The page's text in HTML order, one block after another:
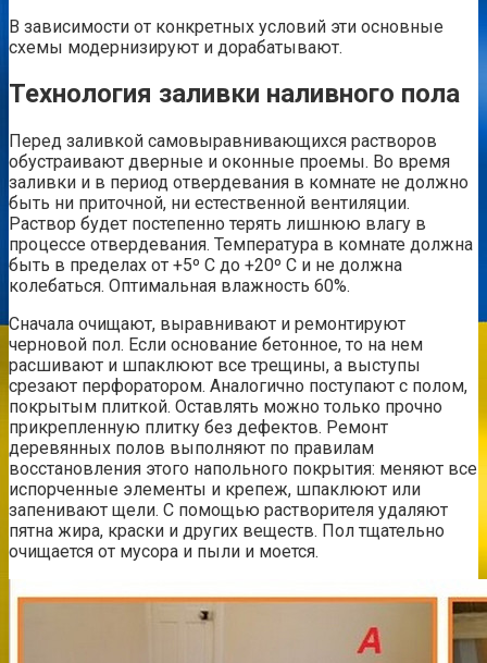
В зависимости от конкретных условий эти основные
схемы модернизируют и дорабатывают.
Технология заливки наливного пола
Перед заливкой самовыравнивающихся растворов
обустраивают дверные и оконные проемы. Во время
заливки и в период отвердевания в комнате не должно
быть ни приточной, ни естественной вентиляции.
Раствор будет постепенно терять лишнюю влагу в
процессе отвердевания. Температура в комнате должна
быть в пределах от +5º С до +20º С и не должна
колебаться. Оптимальная влажность 60%.
Сначала очищают, выравнивают и ремонтируют
черновой пол. Если основание бетонное, то на нем
расшивают и шпаклюют все трещины, а выступы
срезают перфоратором. Аналогично поступают с полом,
покрытым плиткой. Оставлять можно только прочно
прикрепленную плитку без дефектов. Ремонт
деревянных полов выполняют по правилам
восстановления этого напольного покрытия: меняют все
испорченные элементы и крепеж, шпаклюют или
запенивают щели. С помощью растворителя удаляют
пятна жира, краски и других веществ. Пол тщательно
очищается от мусора и пыли и моется.